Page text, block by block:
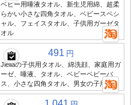
ベビー用唾液タオル、新生児用綿、超柔
らかい小さな四角タオル、ベビースペシ
ャル、フェイスタオル、子供用ガーゼタ
オル
491 円
Jieliaの子供用タオル、綿洗顔、家庭用ガ
ーゼ、唾液、タオル、ベビーベビーバ
ス、小さな四角タオル、男女の子用